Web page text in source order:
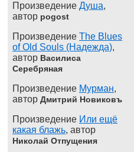
Произведение Душа,
автор pogost
Произведение The Blues
of Old Souls (Надежда),
автор Василиса
Серебряная
Произведение Мурман,
автор Дмитрий Новиковъ
Произведение Или ещё
какая блажь, автор
Николай Отпущения